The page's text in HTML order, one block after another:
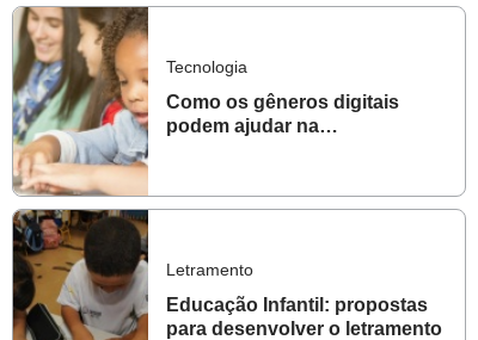
Tecnologia
Como os gêneros digitais
podem ajudar na
Letramento
Educação Infantil: propostas
para desenvolver o letramento